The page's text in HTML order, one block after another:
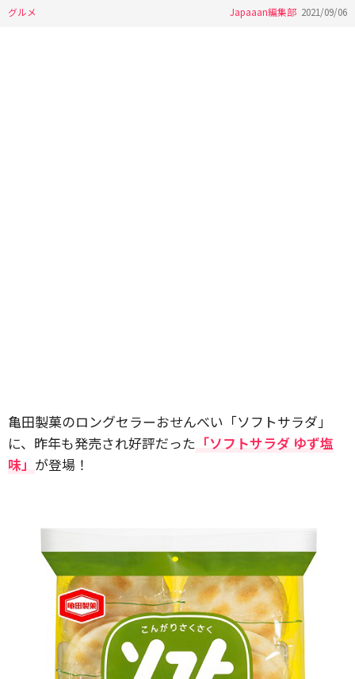
グルメ Japaaan編集部 2021/09/06
亀田製菓のロングセラーおせんべい「ソフトサラダ」
に、昨年も発売され好評だった 「ソフトサラダ ゆず塩
味」 が登場！